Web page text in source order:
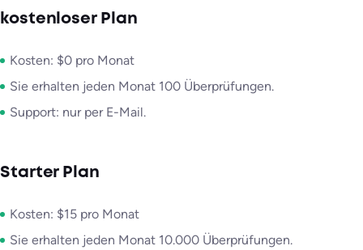
kostenloser Plan
Kosten: $0 pro Monat
Sie erhalten jeden Monat 100 Überprüfungen.
Support: nur per E-Mail.
Starter Plan
Kosten: $15 pro Monat
Sie erhalten jeden Monat 10.000 Überprüfungen.